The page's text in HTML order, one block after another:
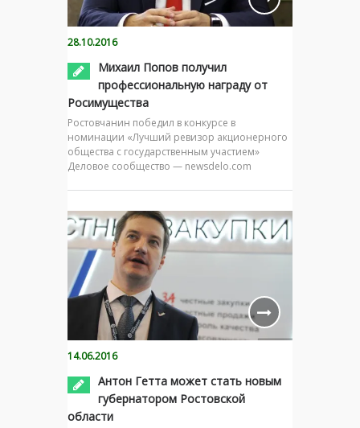
28.10.2016
Михаил Попов получил
профессиональную награду от
Росимущества
Ростовчанин победил в конкурсе в
номинации «Лучший ревизор акционерного
общества с государственным участием»
Деловое сообщество — newsdelo.com
14.06.2016
Антон Гетта может стать новым
губернатором Ростовской
области